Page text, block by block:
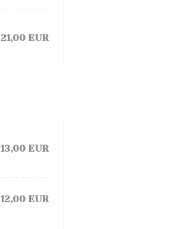
21,00 EUR
13,00 EUR
12,00 EUR